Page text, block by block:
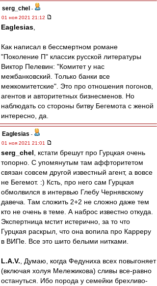
serg_chel -
01 ноя 2021 21:12
Eaglesias
Как написал в бессмертном романе
"Поколение П" классик русской литературы
Виктор Пелевин: "Комитет у нас
межбанковский. Только банки все
межкомитетские". Это про отношения погонов,
агентов и авторитетных бизнесменов. Но
наблюдать со стороны битву Бегемота с женой
интересно, да.
Eaglesias -
01 ноя 2021 21:01
serg_chel , кстати брешут про Гурцкая очень
топорно. С упомянутым там аффторитетом
связан совсем другой известный агент, а вовсе
не Бегемот. :) Ксть, про него сам Гурцкая
обмолвился в интервью Глебу Чернявскому
давеча. Там сложить 2+2 не сложно даже тем
кто не очень в теме. А наброс известно откуда.
Экспертница мстит истерично, за то что
Гурцкая раскрыл, что она вопила про Карреру
в ВИПе. Все это шито белыми нитками.
L.А.V. , Думаю, когда Федуниха всех повыгоняет
(включая холуя Мележикова) сливы все-равно
остануться. Ибо порода у семейки брехливо-